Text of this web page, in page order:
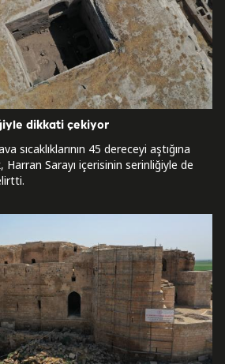
dikkati çekiyor
sıcaklıklarının 45 dereceyi aştığına
Harran Sarayı içerisinin serinliğiyle de